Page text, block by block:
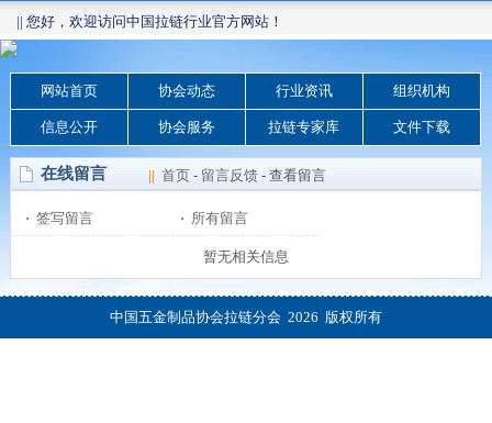
|| 您好，欢迎访问中国拉链行业官方网站！
网站首页 协会动态 行业资讯 组织机构
信息公开 协会服务 拉链专家库 文件下载
在线留言 || 首页- 留言反馈- 查看留言
· 签写留言 · 所有留言
暂无相关信息
中国五金制品协会拉链分会 2026 版权所有